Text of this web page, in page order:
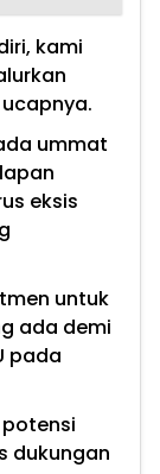
kami
ummat
eksis
untuk
ada demi
pada
dukungan